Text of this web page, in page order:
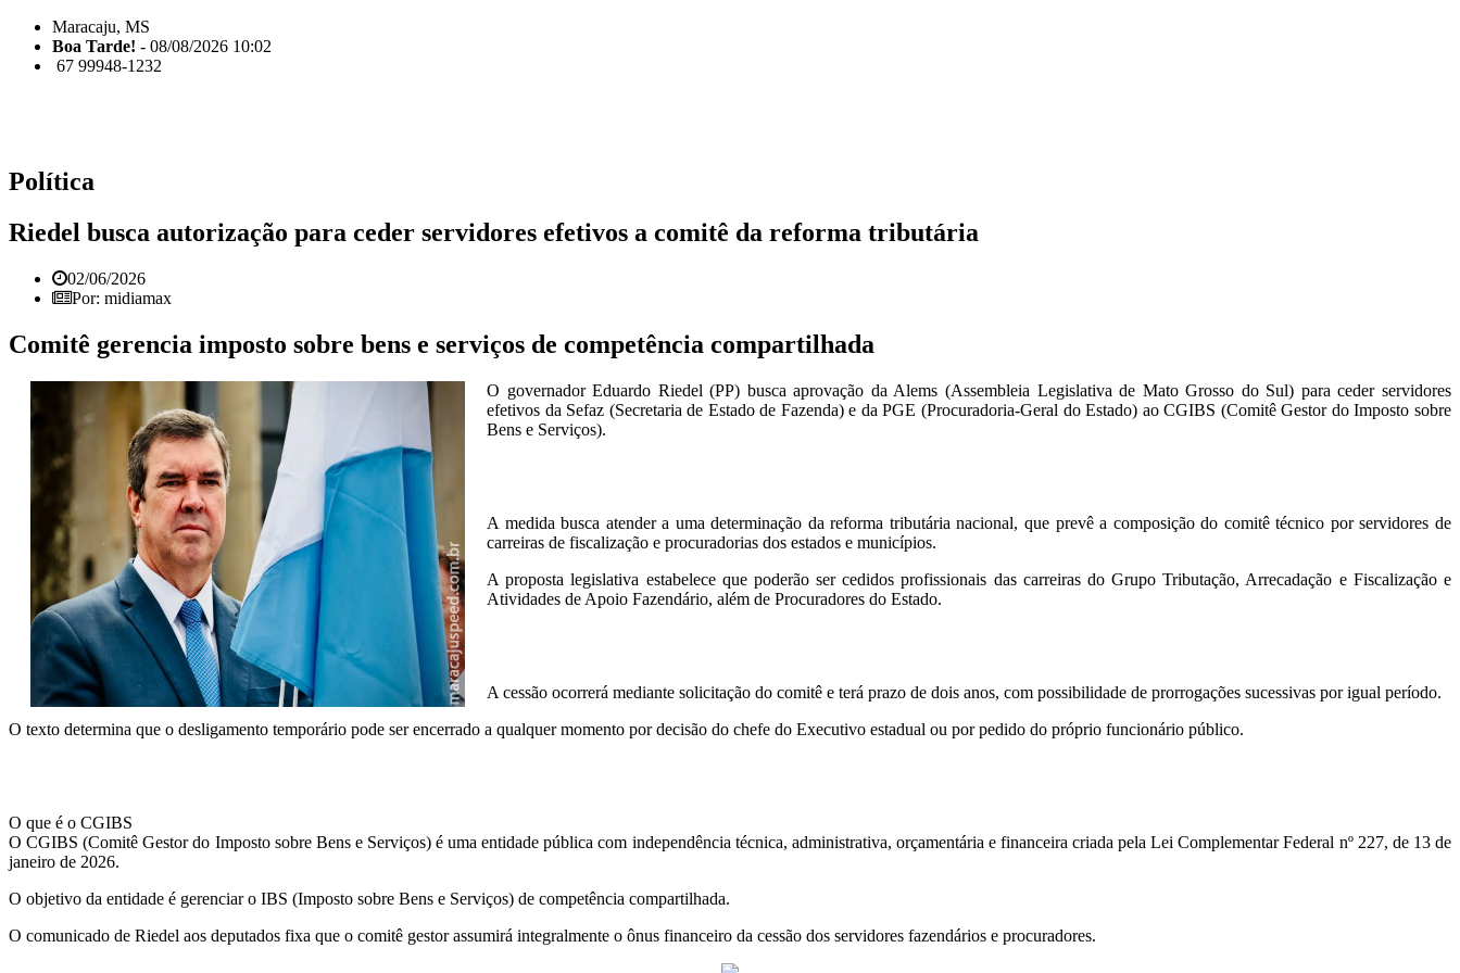
Maracaju, MS
Boa Tarde! - 08/08/2026 10:02
67 99948-1232
Política
Riedel busca autorização para ceder servidores efetivos a comitê da reforma tributária
02/06/2026
Por: midiamax
Comitê gerencia imposto sobre bens e serviços de competência compartilhada
O governador Eduardo Riedel (PP) busca aprovação da Alems (Assembleia Legislativa de Mato Grosso do Sul) para ceder servidores
efetivos da Sefaz (Secretaria de Estado de Fazenda) e da PGE (Procuradoria-Geral do Estado) ao CGIBS (Comitê Gestor do Imposto sobre
Bens e Serviços).
A medida busca atender a uma determinação da reforma tributária nacional, que prevê a composição do comitê técnico por servidores de
carreiras de fiscalização e procuradorias dos estados e municípios.
A proposta legislativa estabelece que poderão ser cedidos profissionais das carreiras do Grupo Tributação, Arrecadação e Fiscalização e
Atividades de Apoio Fazendário, além de Procuradores do Estado.
A cessão ocorrerá mediante solicitação do comitê e terá prazo de dois anos, com possibilidade de prorrogações sucessivas por igual período.
O texto determina que o desligamento temporário pode ser encerrado a qualquer momento por decisão do chefe do Executivo estadual ou por pedido do próprio funcionário público.
O que é o CGIBS
O CGIBS (Comitê Gestor do Imposto sobre Bens e Serviços) é uma entidade pública com independência técnica, administrativa, orçamentária e financeira criada pela Lei Complementar Federal nº 227, de 13 de
janeiro de 2026.
O objetivo da entidade é gerenciar o IBS (Imposto sobre Bens e Serviços) de competência compartilhada.
O comunicado de Riedel aos deputados fixa que o comitê gestor assumirá integralmente o ônus financeiro da cessão dos servidores fazendários e procuradores.